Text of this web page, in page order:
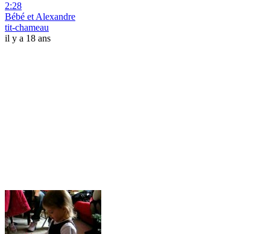
2:28
Bébé et Alexandre
tit-chameau
il y a 18 ans